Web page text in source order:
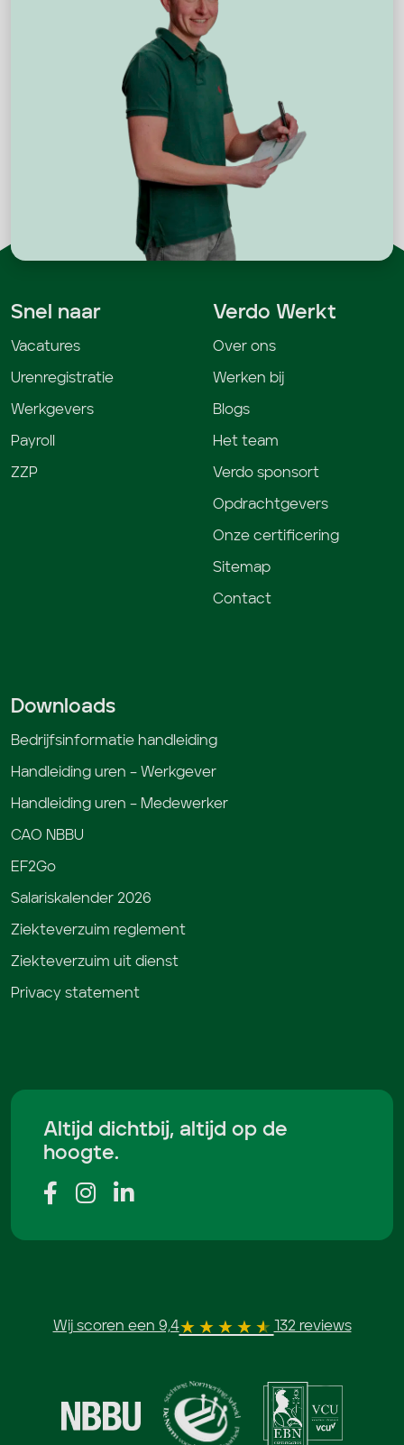
Snel naar
Vacatures
Urenregistratie
Werkgevers
Payroll
ZZP
Verdo Werkt
Over ons
Werken bij
Blogs
Het team
Verdo sponsort
Opdrachtgevers
Onze certificering
Sitemap
Contact
Downloads
Bedrijfsinformatie handleiding
Handleiding uren – Werkgever
Handleiding uren – Medewerker
CAO NBBU
EF2Go
Salariskalender 2026
Ziekteverzuim reglement
Ziekteverzuim uit dienst
Privacy statement
Altijd dichtbij, altijd op de
hoogte.
Wij scoren een 9,4 132 reviews